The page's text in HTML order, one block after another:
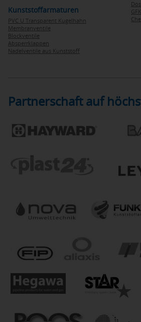
Kunststoffarmaturen
PVC U Transparent Kugelhahn
Membranventile
Blockventile
Absperrklappen
Nadelventile aus Kunststoff
Partnerschaft auf